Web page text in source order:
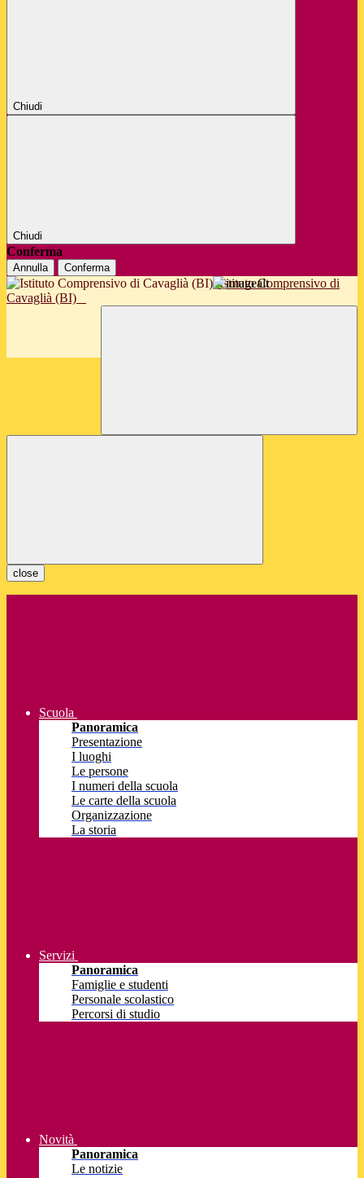
Chiudi
Chiudi
Conferma
Annulla Conferma
Istituto Comprensivo di
Cavaglià (BI)
close
Scuola
Panoramica
Presentazione
I luoghi
Le persone
I numeri della scuola
Le carte della scuola
Organizzazione
La storia
Servizi
Panoramica
Famiglie e studenti
Personale scolastico
Percorsi di studio
Novità
Panoramica
Le notizie